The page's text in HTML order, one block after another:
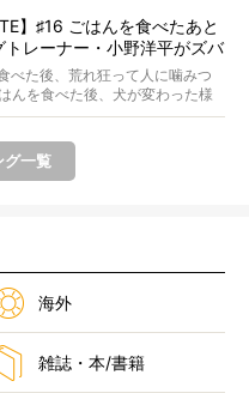
】♯16 ごはんを食べたあと
レーナー・小野洋平がズバ
べた後、荒れ狂って人に噛みつ
んを食べた後、犬が変わった様
グ一覧
海外
雑誌・本/書籍